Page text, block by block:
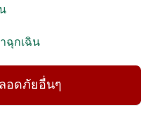
ฉุกเฉิน
อดภัยอื่นๆ